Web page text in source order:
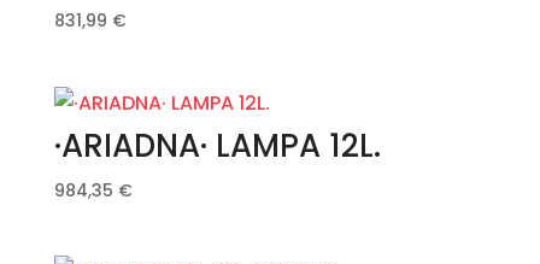
831,99 €
·ARIADNA· LAMPA 12L.
984,35 €